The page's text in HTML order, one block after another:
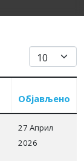
Прикажи
Објављено
27 Април
2026